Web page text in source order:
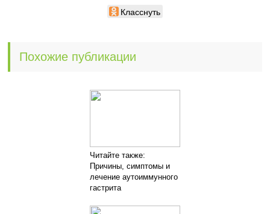
Класснуть
Похожие публикации
Читайте также:
Причины, симптомы и
лечение аутоиммунного
гастрита